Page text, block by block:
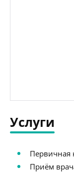
Услуги
Первичная
Приём